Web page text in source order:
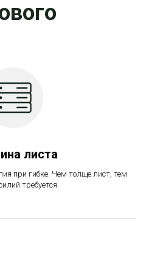
листа
при гибке. Чем толще лист, тем
требуется.